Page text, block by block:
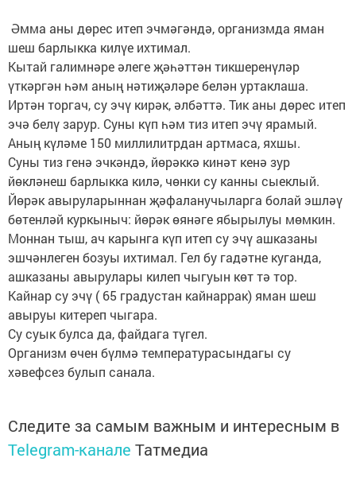
Әмма аны дөрес итеп эчмәгәндә, организмда яман
шеш барлыкка килүе ихтимал.
Кытай галимнәре әлеге җәһәттән тикшеренүләр
үткәргән һәм аның нәтиҗәләре белән уртаклаша.
Иртән торгач, су эчү кирәк, әлбәттә. Тик аны дөрес итеп
эчә белү зарур. Суны күп һәм тиз итеп эчү ярамый.
Аның күләме 150 миллилитрдан артмаса, яхшы.
Суны тиз генә эчкәндә, йөрәккә кинәт кенә зур
йөкләнеш барлыкка килә, чөнки су канны сыеклый.
Йөрәк авыруларыннан җәфаланучыларга болай эшләү
бөтенләй куркыныч: йөрәк өянәге ябырылуы мөмкин.
Моннан тыш, ач карынга күп итеп су эчү ашказаны
эшчәнлеген бозуы ихтимал. Гел бу гадәтне куганда,
ашказаны авырулары килеп чыгуын көт тә тор.
Кайнар су эчү ( 65 градустан кайнаррак) яман шеш
авыруы китереп чыгара.
Су суык булса да, файдага түгел.
Организм өчен бүлмә температурасындагы су
хәвефсез булып санала.
Следите за самым важным и интересным в
Telegram-канале Татмедиа